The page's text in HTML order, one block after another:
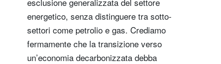
energetico, senza distinguere tra sotto-
settori come petrolio e gas. Crediamo
fermamente che la transizione verso
un’economia decarbonizzata debba